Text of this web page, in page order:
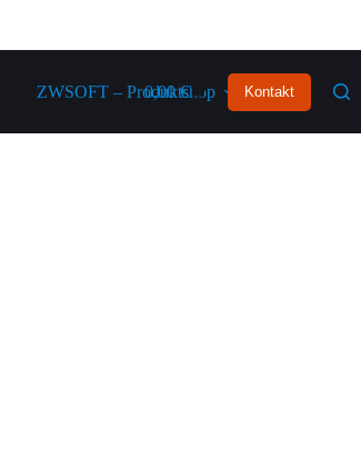
ZWSOFT – Produktshop
0,00€ Kontakt